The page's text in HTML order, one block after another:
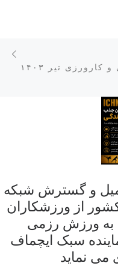
تیر ۱۴۰۳
و گسترش شبکه
از ورزشکاران
به ورزش رزمی
سبک ایچماف
می نماید